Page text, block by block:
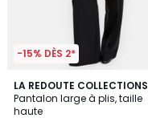
-15% DÈS 2*
LA REDOUTE COLLECTIONS
Pantalon large à plis, taille
haute
4,3
/ 5
2
Couleurs